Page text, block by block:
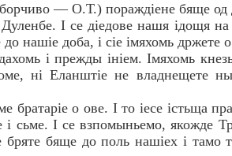
— О.Т.) пораждiене бяще
I се дiедове нашя iдощя
нашiе доба, i сiе iмяхомь држете
i прежды iнiем. Iмяхомь
нi Еланштiе не владнещете
братарiе о ове. I то iесе iстьща
сьме. I се взпомыньемо, якожде
бяще до поль нашiех i тамо